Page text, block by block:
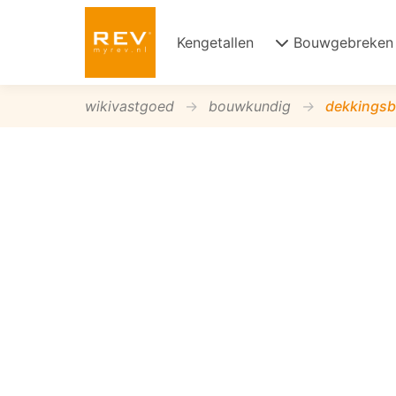
Kengetallen Bouwgebreken
wikivastgoed bouwkundig